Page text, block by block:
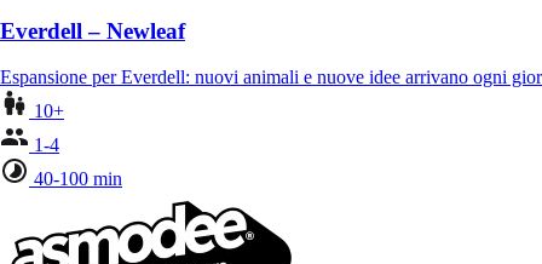
Everdell – Newleaf
Espansione per Everdell: nuovi animali e nuove idee arrivano ogni
10+
1-4
40-100 min